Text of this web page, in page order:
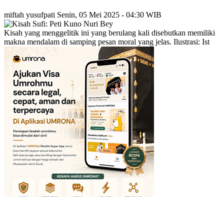
miftah yusufpati Senin, 05 Mei 2025 - 04:30 WIB
Kisah yang menggelitik ini yang berulang kali disebutkan memiliki
makna mendalam di samping pesan moral yang jelas. Ilustrasi: Ist